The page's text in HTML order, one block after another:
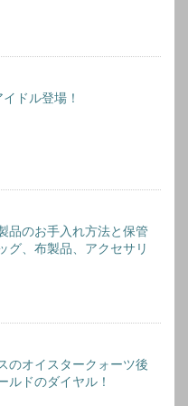
ドル登場！
品のお手入れ方法と保管
グ、布製品、アクセサリ
のオイスタークォーツ後
ルドのダイヤル！